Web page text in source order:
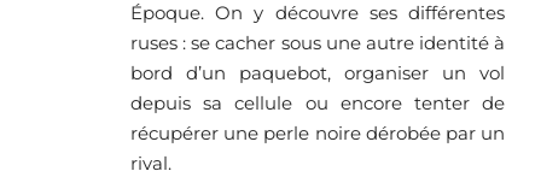
Époque. On y découvre ses différentes
ruses : se cacher sous une autre identité à
bord d’un paquebot, organiser un vol
depuis sa cellule ou encore tenter de
récupérer une perle noire dérobée par un
rival.